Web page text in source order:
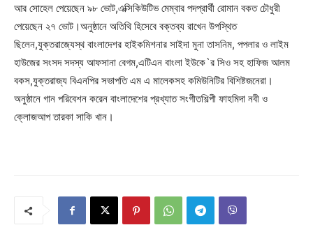
আর সোহেল পেয়েছেন ৯৮ ভোট,এক্সিকিউটিভ মেম্বার পদপ্রার্থী রোমান বকত চৌধুরী
পেয়েছেন ২৭ ভোট।অনুষ্ঠানে অতিথি হিসেবে বক্তব্য রাখেন উপস্থিত
ছিলেন,যুক্তরাজ্যেস্থ বাংলাদেশর হাইকমিশনার সাইদা মুনা তাসনিম, পপলার ও লাইম
হাউজের সংসদ সদস্য আফসানা বেগম,এটিএন বাংলা ইউকে`র সিও সহ হাফিজ আলম
বকস,যুক্তরাজ্য বিএনপির সভাপতি এম এ মালেকসহ কমিউনিটির বিশিষ্টজনেরা।
অনুষ্ঠানে গান পরিবেশন করেন বাংলাদেশের প্রখ্যাত সংগীতশিল্পী ফাহমিদা নবী ও
ক্লোজআপ তারকা সাকি খান।